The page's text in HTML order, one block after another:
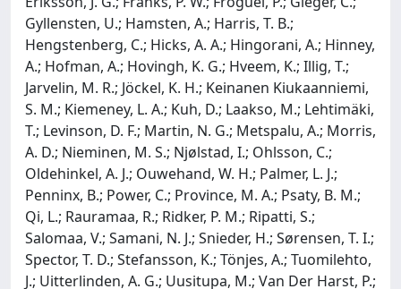
Gyllensten, U.; Hamsten, A.; Harris, T. B.;
Hengstenberg, C.; Hicks, A. A.; Hingorani, A.; Hinney,
A.; Hofman, A.; Hovingh, K. G.; Hveem, K.; Illig, T.;
Jarvelin, M. R.; Jöckel, K. H.; Keinanen Kiukaanniemi,
S. M.; Kiemeney, L. A.; Kuh, D.; Laakso, M.; Lehtimäki,
T.; Levinson, D. F.; Martin, N. G.; Metspalu, A.; Morris,
A. D.; Nieminen, M. S.; Njølstad, I.; Ohlsson, C.;
Oldehinkel, A. J.; Ouwehand, W. H.; Palmer, L. J.;
Penninx, B.; Power, C.; Province, M. A.; Psaty, B. M.;
Qi, L.; Rauramaa, R.; Ridker, P. M.; Ripatti, S.;
Salomaa, V.; Samani, N. J.; Snieder, H.; Sørensen, T. I.;
Spector, T. D.; Stefansson, K.; Tönjes, A.; Tuomilehto,
J.; Uitterlinden, A. G.; Uusitupa, M.; Van Der Harst, P.;